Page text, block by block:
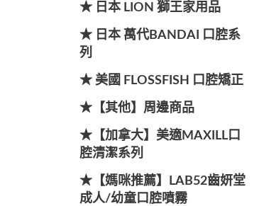
★ 日本 LION 獅王家用品
★ 日本 萬代BANDAI 口腔系
列
★ 美國 FLOSSFISH 口腔矯正
★【其他】周邊商品
★【加拿大】美適MAXILL口
腔清潔系列
★【媽咪推薦】LAB52齒妍堂
成人/幼童口腔噴霧